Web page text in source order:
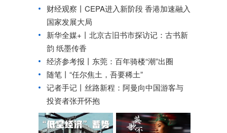
财经观察丨 CEPA进入新阶段 香港加速融入
国家发展大局
新华全媒+丨 北京古旧书市探访记：古书新
韵 纸墨传香
经济参考报丨 东莞：百年骑楼“潮”出圈
随笔丨“任尔焦土，吾要稀土”
记者手记丨丝路新程：阿曼向中国游客与
投资者张开怀抱